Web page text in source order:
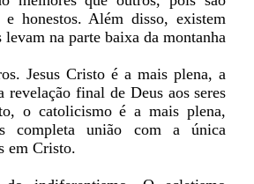
e honestos. Além disso, existem
levam na parte baixa da montanha
Jesus Cristo é a mais plena, a
revelação final de Deus aos seres
o catolicismo é a mais plena,
completa união com a única
em Cristo.